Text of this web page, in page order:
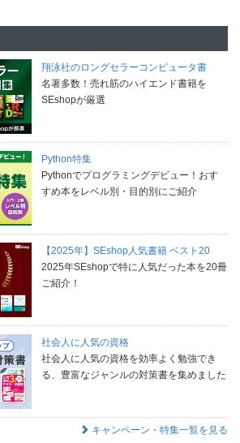
翔泳社のロングセラーコンピュータ書
名著多数！売れ筋のハイエンド書籍を
SEshopが厳選
Python特集
Pythonでプログラミングデビュー！おす
すめ本をレベル別・目的別にご紹介
【2025年】SEshop人気書籍 ベスト20
2025年SEshopで特に人気だった本を20冊
ご紹介！
社会人に人気の資格
社会人に人気の資格を効率よく勉強でき
る、豊富なジャンルの対策書を集めました
キャンペーン・特集一覧を見る